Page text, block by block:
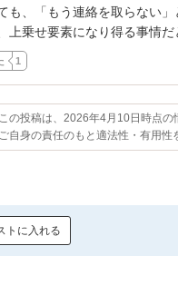
も、「もう連絡を取らない
上乗せ要素になり得る事情だ
1
この投稿は、2026年4月10日時点の
ご自身の責任のもと適法性・有用性
トに入れる